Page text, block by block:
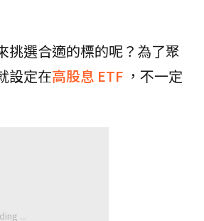
挑選合適的標的呢？為了聚
設定在高股息 ETF ，不一定